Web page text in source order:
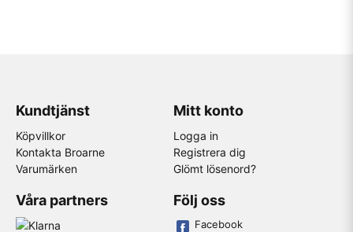
Kundtjänst
Köpvillkor
Kontakta Broarne
Varumärken
Mitt konto
Logga in
Registrera dig
Glömt lösenord?
Våra partners Följ oss
Facebook